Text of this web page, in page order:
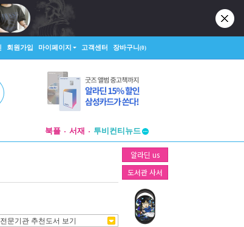
회원가입 마이페이지 고객센터 장바구니(0)
북플 서재
투비컨티뉴드
창작플랫폼
투비컨티뉴드
알라딘 us
도서관 사서
문기관 추천도서 보기